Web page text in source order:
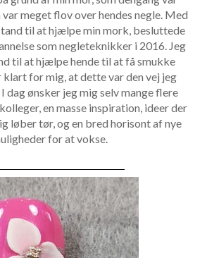
meget flov over hendes negle. Med
til at hjælpe min mork, besluttede
som negleteknikker i 2016. Jeg
til at hjælpe hende til at få smukke
klart for mig, at dette var den vej jeg
dag ønsker jeg mig selv mange flere
en masse inspiration, ideer der
løber tør, og en bred horisont af nye
for at vokse.